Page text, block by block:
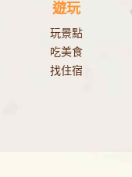
遊玩
玩景點
吃美食
找住宿